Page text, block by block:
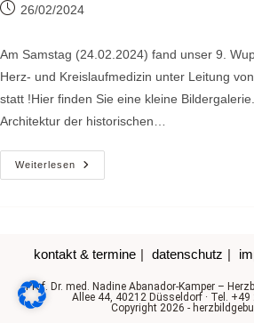
Beitrag26/02/2024
Am Samstag (24.02.2024) fand unser 9.
Herz- und Kreislaufmedizin unter Leitung
statt !Hier finden Sie eine kleine
Architektur der historischen…
Weiterlesen
9.
Wuppertaler
kontakt & termine datenschutz
Prof. Dr. med. Nadine Abanador-Kamper –
Allee 44, 40212 Düsseldorf · Tel.
Copyright 2026 -